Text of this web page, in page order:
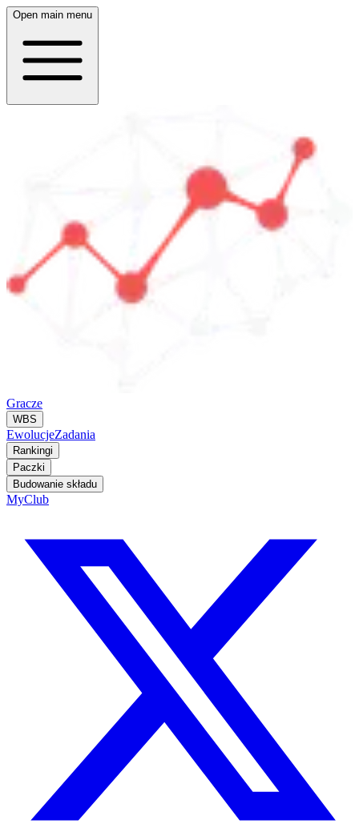
Open main menu
Gracze
WBS
EwolucjeZadania
Rankingi
Paczki
Budowanie składu
MyClub